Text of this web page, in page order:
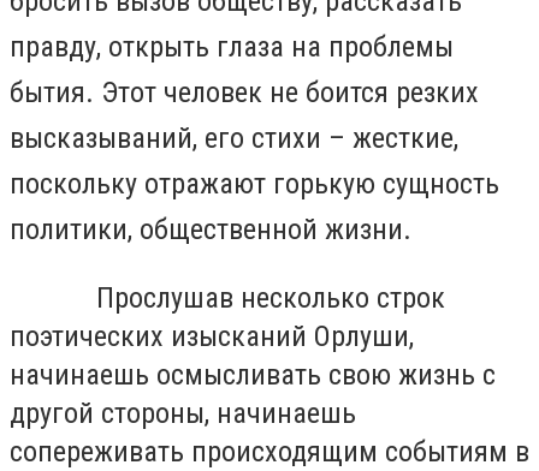
правду, открыть глаза на проблемы
бытия. Этот человек не боится резких
высказываний, его стихи – жесткие,
поскольку отражают горькую сущность
политики, общественной жизни.
Прослушав несколько строк
поэтических изысканий Орлуши,
начинаешь осмысливать свою жизнь с
другой стороны, начинаешь
сопереживать происходящим событиям в